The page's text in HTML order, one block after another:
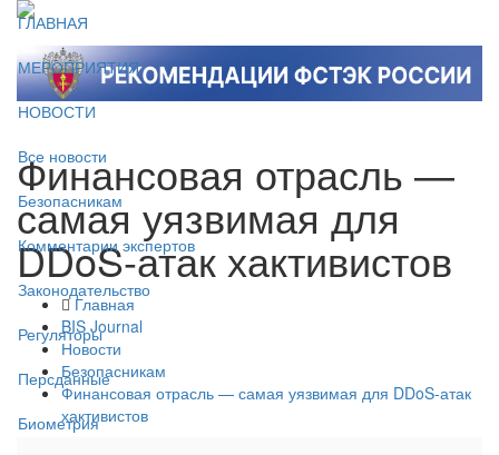
ГЛАВНАЯ
МЕРОПРИЯТИЯ
НОВОСТИ
Все новости
Безопасникам
Комментарии экспертов
Законодательство
Регуляторы
Персданные
Биометрия
Финансовая отрасль —
самая уязвимая для
DDoS-атак хактивистов
Главная
BIS Journal
Новости
Безопасникам
Финансовая отрасль — самая уязвимая для DDoS-атак
хактивистов